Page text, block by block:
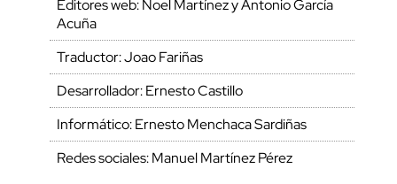
Editores web: Noel Martínez y Antonio García
Acuña
Traductor: Joao Fariñas
Desarrollador: Ernesto Castillo
Informático: Ernesto Menchaca Sardiñas
Redes sociales: Manuel Martínez Pérez